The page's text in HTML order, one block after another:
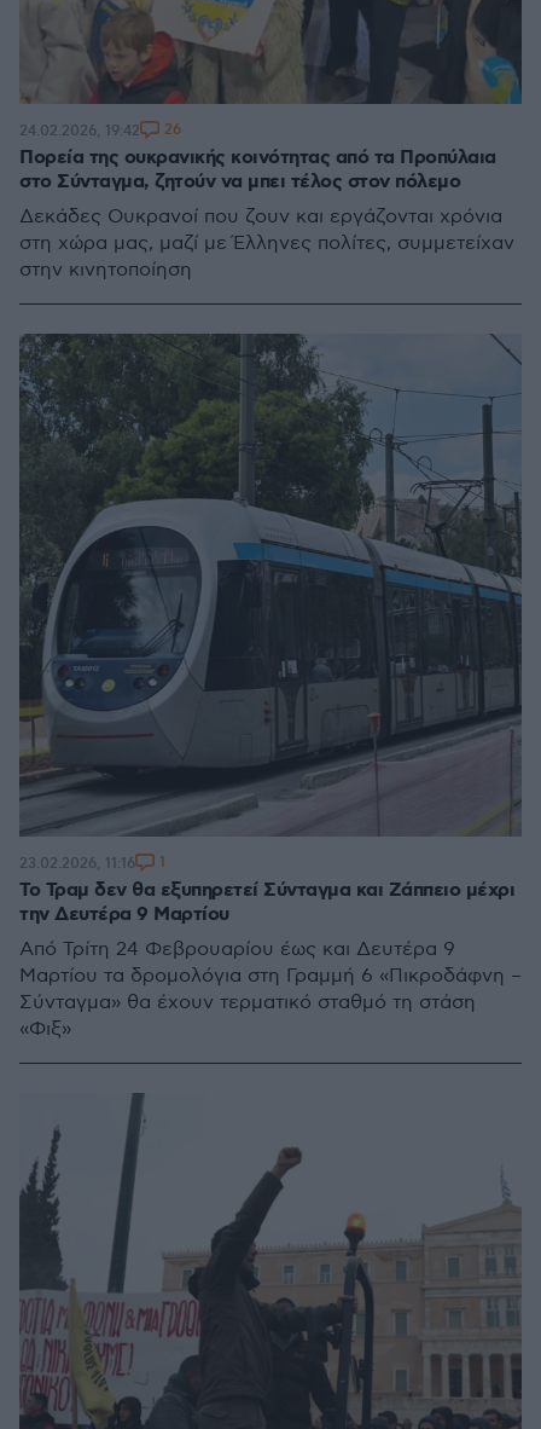
Πορεία της ουκρανικής κοινότητας από τα Προπύλαια
στο Σύνταγμα, ζητούν να μπει τέλος στον πόλεμο
Δεκάδες Ουκρανοί που ζουν και εργάζονται χρόνια
στη χώρα μας, μαζί με Έλληνες πολίτες, συμμετείχαν
στην κινητοποίηση
24.02.2026, 19:42 26
Το Τραμ δεν θα εξυπηρετεί Σύνταγμα και Ζάππειο μέχρι
την Δευτέρα 9 Μαρτίου
Από Τρίτη 24 Φεβρουαρίου έως και Δευτέρα 9
Μαρτίου τα δρομολόγια στη Γραμμή 6 «Πικροδάφνη –
Σύνταγμα» θα έχουν τερματικό σταθμό τη στάση
«Φιξ»
23.02.2026, 11:16 1